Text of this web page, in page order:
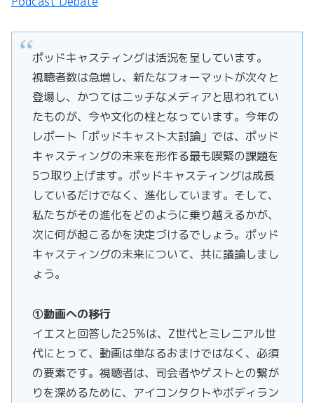
ポッドキャスティングは活況を呈しています。
視聴者数は急増し、新たなフォーマットが次々と
登場し、かつてはニッチなメディアと思われてい
たものが、今や文化の柱となっています。今年の
レポート「ポッドキャスト大討論」では、ポッド
キャスティングの未来を形作る最も喫緊の課題を
5つ取り上げます。ポッドキャスティングは成長
しているだけでなく、進化しています。そして、
私たちがその進化をどのように乗り越えるかが、
次に何が起こるかを決定づけるでしょう。ポッド
キャスティングの未来について、共に議論しまし
ょう。
①動画への移行
イエスと回答した25%は、Z世代とミレニアル世
代にとって、動画は単なるおまけではなく、必須
の要素です。視聴者は、司会者やゲストとの繋が
りを深めるために、アイコンタクトやボディラン